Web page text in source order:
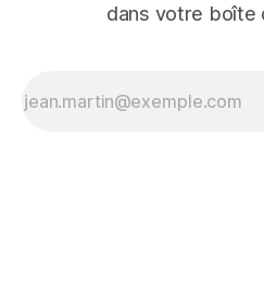
dans votre boîte